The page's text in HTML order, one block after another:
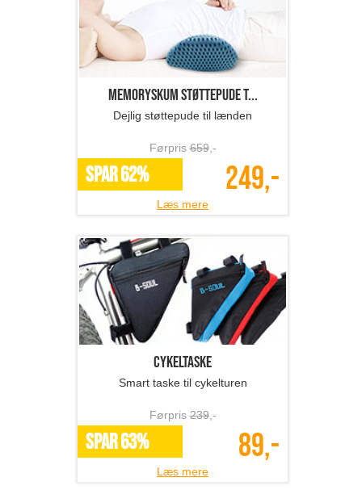
Memoryskum støttepude t...
Dejlig støttepude til lænden
Førpris659,-
SPAR 62% 249,-
Læs mere
Cykeltaske
Smart taske til cykelturen
Førpris239,-
SPAR 63% 89,-
Læs mere